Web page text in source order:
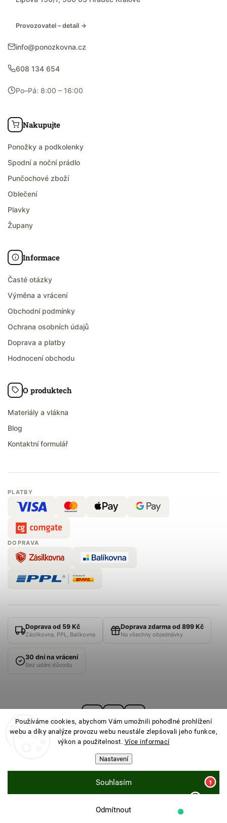
Používáme cookies, abychom Vám umožnili pohodlné prohlížení
webu a díky analýze provozu webu neustále zlepšovali jeho funkce,
výkon a použitelnost. Více informací
Nastavení
Odmítnout
Souhlasím
Provozovatel – detail →
info@ponozkovna.cz
608 134 654
Po–Pá: 8:00 – 16:00
Nakupujte
Ponožky a podkolenky
Spodní a noční prádlo
Punčochové zboží
Oblečení
Plavky
Župany
Informace
Časté otázky
Výměna a vrácení
Obchodní podmínky
Ochrana osobních údajů
Doprava a platby
Hodnocení obchodu
O produktech
Materiály a vlákna
Blog
Kontaktní formulář
PLATBY
DOPRAVA
Doprava od 59 Kč
Zásilkovna, PPL, Balíkovna
Doprava zdarma od 899 Kč
Na všechny objednávky
30 dní na vrácení
Bez udání důvodu
PONOŽKOVNA· Všechna práva vyhrazena ·
Nastavení cookies
Vytvořil Shoptet
Sleva 100 Kč na
NE